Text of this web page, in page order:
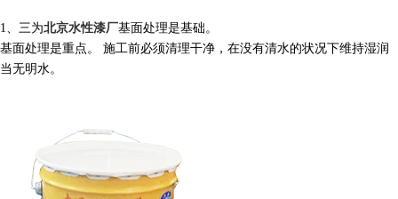
1、 三为北京水性漆厂基面处理是基础。
基面处理是重点。
施工前必须清理干净，在没有清水的状况下维持湿润
当无明水。